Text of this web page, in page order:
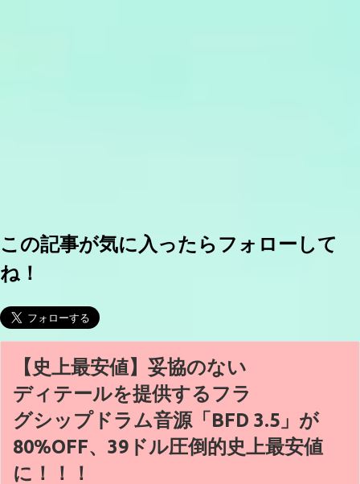
この記事が気に入ったらフォローして
ね！
【史上最安値】妥協のない
ディテールを提供するフラ
グシップドラム音源「BFD 3.5」が
80%OFF、39ドル圧倒的史上最安値
に！！！